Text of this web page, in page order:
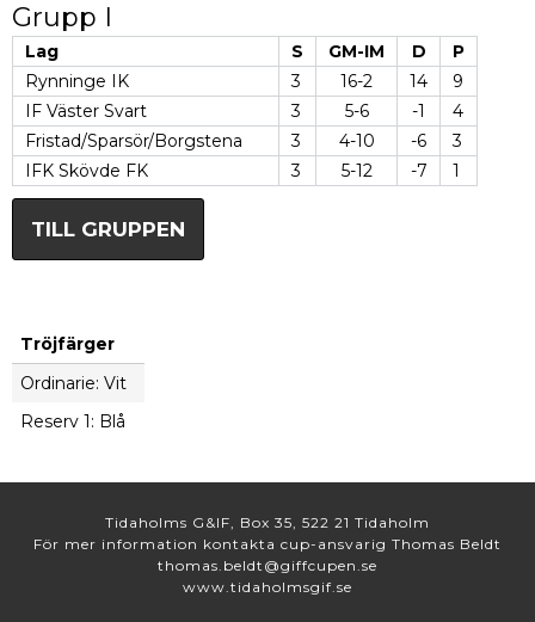
Grupp I
Lag S GM-IM D
P
Rynninge IK
3 16-2 14
9
IF Väster Svart
3 5-6 -1
4
Fristad/Sparsör/Borgstena
3 4-10 -6
3
IFK Skövde FK
3 5-12 -7 1
TILL GRUPPEN
Tröjfärger
Ordinarie: Vit
Reserv 1: Blå
Tidaholms G&IF, Box 35, 522 21 Tidaholm
För mer information kontakta cup-ansvarig Thomas Beldt
thomas.beldt@giffcupen.se
www.tidaholmsgif.se